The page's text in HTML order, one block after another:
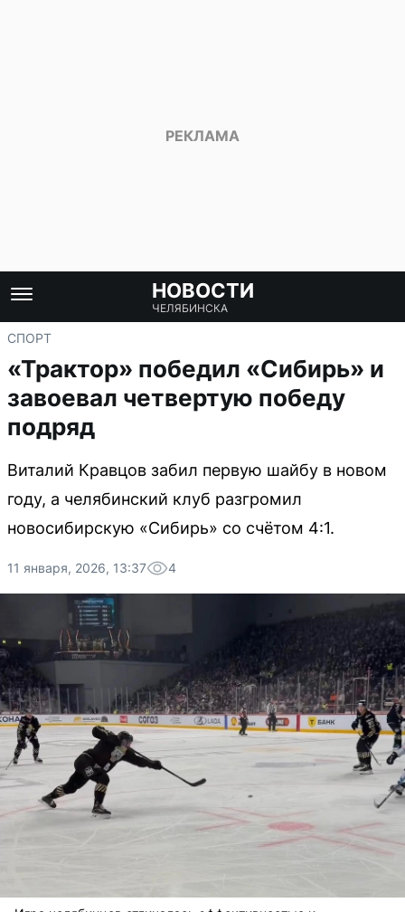
НОВОСТИ
ЧЕЛЯБИНСКА
СПОРТ
«Трактор» победил «Сибирь» и
завоевал четвертую победу
подряд
Виталий Кравцов забил первую шайбу в новом
году, а челябинский клуб разгромил
новосибирскую «Сибирь» со счётом 4:1.
11 января, 2026, 13:37 4